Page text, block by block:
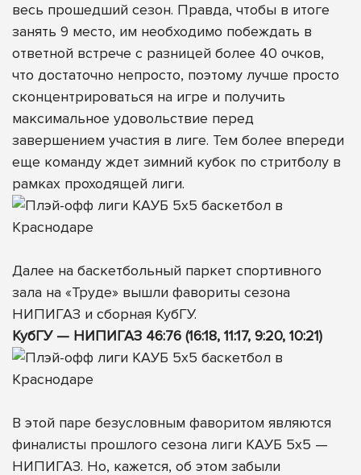
весь прошедший сезон. Правда, чтобы в итоге
занять 9 место, им необходимо побеждать в
ответной встрече с разницей более 40 очков,
что достаточно непросто, поэтому лучше просто
сконцентрироваться на игре и получить
максимальное удовольствие перед
завершением участия в лиге. Тем более впереди
еще команду ждет зимний кубок по стритболу в
рамках проходящей лиги.
Далее на баскетбольный паркет спортивного
зала на «Труде» вышли фавориты сезона
НИПИГАЗ и сборная КубГУ.
КубГУ — НИПИГАЗ 46:76 (16:18, 11:17, 9:20, 10:21)
В этой паре безусловным фаворитом являются
финалисты прошлого сезона лиги КАУБ 5х5 —
НИПИГАЗ. Но, кажется, об этом забыли